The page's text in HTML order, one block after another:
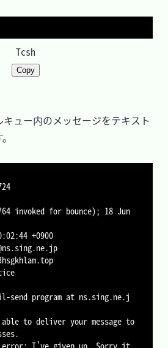
Tcsh
Copy
ュー内のメッセージをテキスト
invoked for bounce); 18 Jun
+0900
send program at ns.sing.ne.j
to deliver your message to
error; I've given up. Sorry it